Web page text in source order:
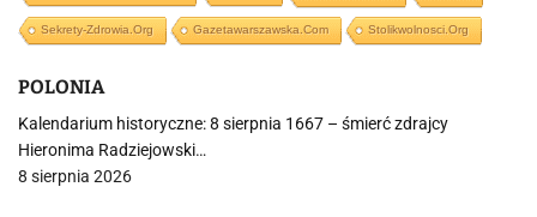
Sekrety-Zdrowia.org Gazetawarszawska.com Stolikwolnosci.org
POLONIA
Kalendarium historyczne: 8 sierpnia 1667 – śmierć zdrajcy
Hieronima Radziejowski…
8 sierpnia 2026